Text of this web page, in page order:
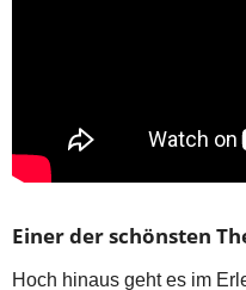
Einer der schönsten
Hoch hinaus geht es im